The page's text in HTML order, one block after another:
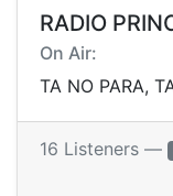
RADIO
On Air:
TA NO PARA,
16 Listeners —